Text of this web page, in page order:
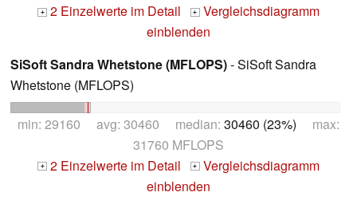
+ 2 Einzelwerte im Detail + Vergleichsdiagramm
einblenden
SiSoft Sandra Whetstone (MFLOPS)- SiSoft Sandra
Whetstone (MFLOPS)
min: 29160 avg: 30460 median: 30460 (23%) max:
31760 MFLOPS
+ 2 Einzelwerte im Detail + Vergleichsdiagramm
einblenden